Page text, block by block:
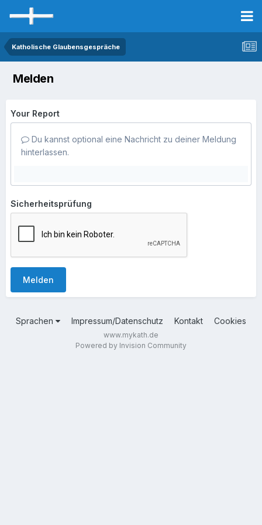
Katholische Glaubensgespräche
Melden
Your Report
Du kannst optional eine Nachricht zu deiner Meldung
hinterlassen.
Sicherheitsprüfung
Melden
Sprachen Impressum/Datenschutz Kontakt Cookies
www.mykath.de
Powered by Invision Community